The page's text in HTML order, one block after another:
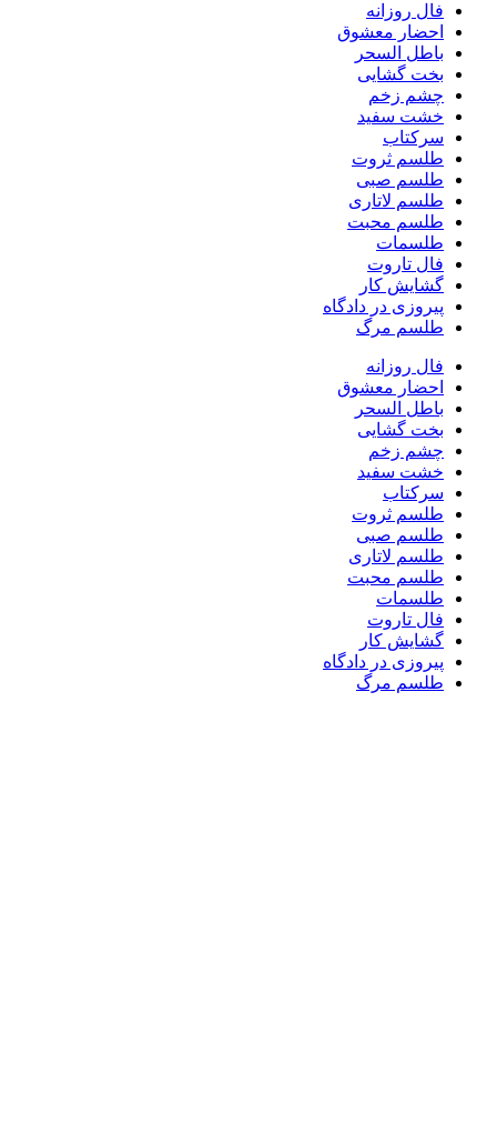
فال روزانه
احضار معشوق
باطل السحر
بخت گشایی
چشم زخم
خشت سفید
سرکتاب
طلسم ثروت
طلسم صبی
طلسم لاتاری
طلسم محبت
طلسمات
فال تاروت
گشایش کار
پیروزی در دادگاه
طلسم مرگ
فال روزانه
احضار معشوق
باطل السحر
بخت گشایی
چشم زخم
خشت سفید
سرکتاب
طلسم ثروت
طلسم صبی
طلسم لاتاری
طلسم محبت
طلسمات
فال تاروت
گشایش کار
پیروزی در دادگاه
طلسم مرگ